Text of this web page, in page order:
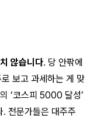
않습니다. 당 안팎에
보고 과세하는 게 맞
‘코스피 5000 달성’
전문가들은 대주주